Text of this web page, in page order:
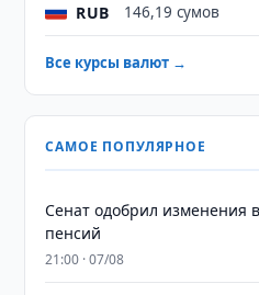
RUB 146,19 сумов
Все курсы валют →
САМОЕ ПОПУЛЯРНОЕ
Сенат одобрил изменения
пенсий
21:00 · 07/08